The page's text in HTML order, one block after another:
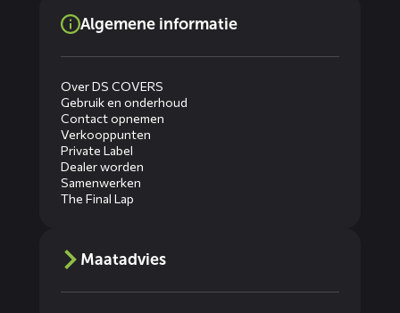
Algemene informatie
Over DS COVERS
Gebruik en onderhoud
Contact opnemen
Verkooppunten
Private Label
Dealer worden
Samenwerken
The Final Lap
Maatadvies